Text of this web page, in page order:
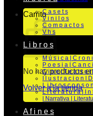
Carrito
No hay productos
Volver a la tienda
C a s e t s
V i n i l o s
C o m p a c t o s
V h s
L i b r o s
M ú s i c a | C r o n i
P o e s i a | C a n c i
C i n e | T e a t r o |
I l u s t r a c i o n |
L i b r o s c o n s o
L i t e r a t u r a | I n
| Narrativa |
A f i n e s